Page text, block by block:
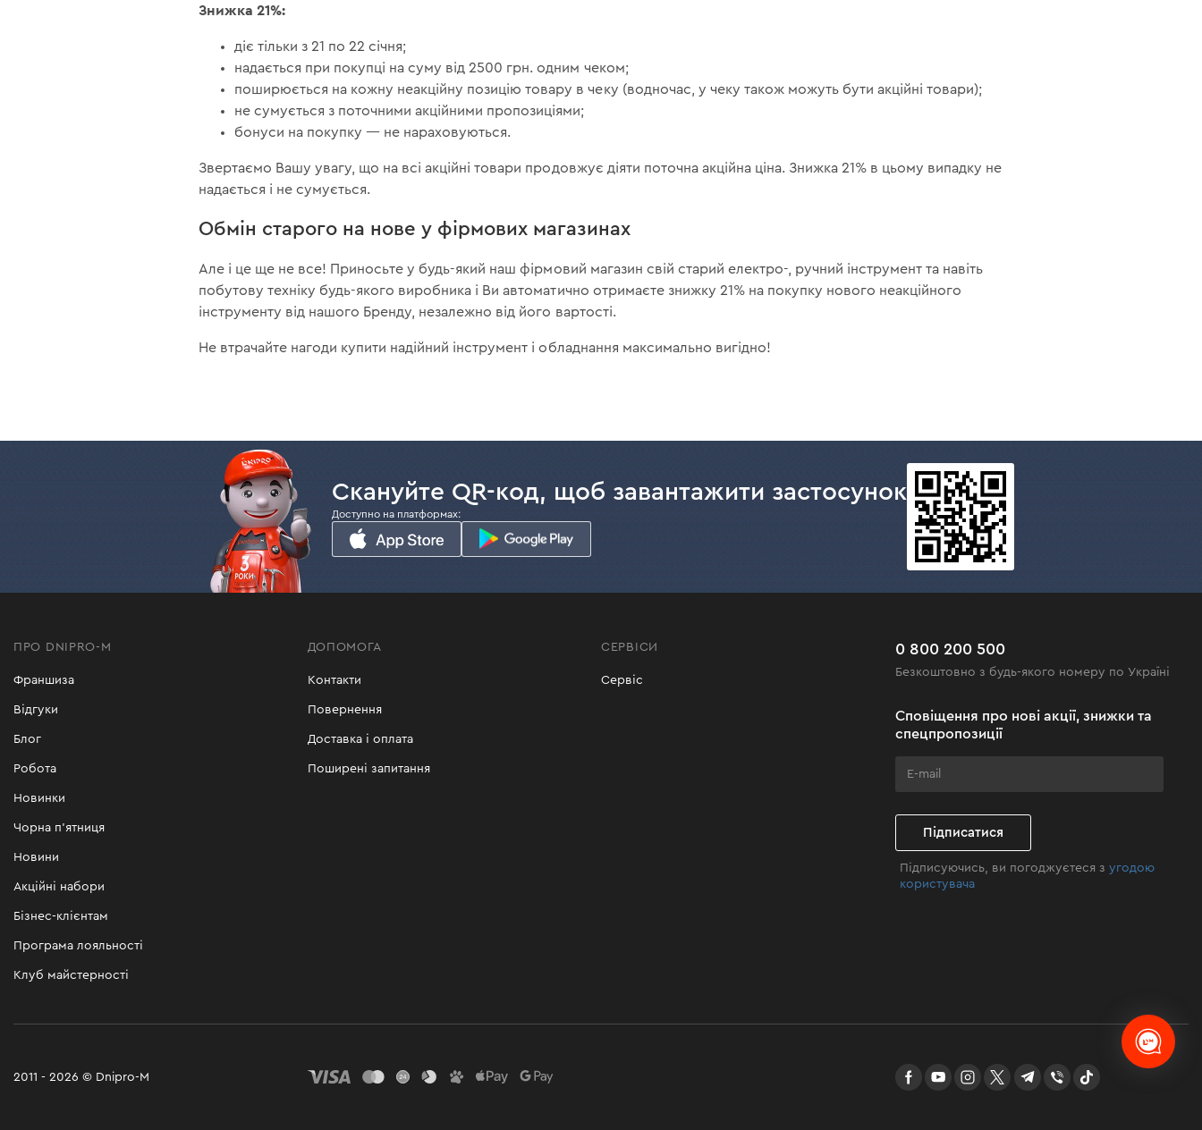
Знижка 21%:
діє тільки з 21 по 22 січня;
надається при покупці на суму від 2500 грн. одним чеком;
поширюється на кожну неакційну позицію товару в чеку (водночас, у чеку також можуть бути акційні товари);
не сумується з поточними акційними пропозиціями;
бонуси на покупку — не нараховуються.
Звертаємо Вашу увагу, що на всі акційні товари продовжує діяти поточна акційна ціна. Знижка 21% в цьому випадку не
надається і не сумується.
Обмін старого на нове у фірмових магазинах
Але і це ще не все! Приносьте у будь-який наш фірмовий магазин свій старий електро-, ручний інструмент та навіть
побутову техніку будь-якого виробника і Ви автоматично отримаєте знижку 21% на покупку нового неакційного
інструменту від нашого Бренду, незалежно від його вартості.
Не втрачайте нагоди купити надійний інструмент і обладнання максимально вигідно!
Скануйте QR-код, щоб завантажити застосунок
Доступно на платформах:
ПРО DNIPRO-M
Франшиза
Відгуки
Блог
Робота
Новинки
Чорна п'ятниця
Новини
Акційні набори
Бізнес-клієнтам
Програма лояльності
Клуб майстерності
ДОПОМОГА
Контакти
Повернення
Доставка і оплата
Поширені запитання
СЕРВІСИ
Сервіс
0 800 200 500
Безкоштовно з будь-якого номеру по Україні
Сповіщення про нові акції, знижки та
спецпропозиції
Підписатися
Підписуючись, ви погоджуєтеся з угодою
користувача
2011 - 2026 © Dnipro-M facebookyoutubeinstagramtwittertelegram
Viber TikTok